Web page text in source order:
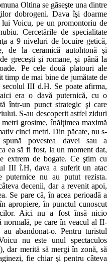
Oltina se găseşte una dintre
dobrogeni. Dava îşi doarme
Voicu, pe un promontoriu de
Cercetările de specialitate
a 9 niveluri de locuire getică,
de la ceramică autohtonă şi
greceşti şi romane, şi până la
Pe cele două platouri ale
de mai bine de jumătate de
III d.H. Se poate afirma,
era o davă puternică, cu o
într-un punct strategic şi care
S-au descoperit astfel ziduri
grosime, înălţimea maximă
cinci metri. Din păcate, nu s-
povestea davei sau a
ea să fi fost, la un moment dat,
extrem de bogate. Ce ştim cu
III î.H, dava a suferit un atac
puternice nu au putut rezista.
decenii, dar a revenit apoi,
Se pare că, în acea perioadă a
apropiere, în punctul cunoscut
Aici nu a fost însă nicio
normală, pe care în veacul al II-
abandonat-o. Pentru turistul
nu este unul spectaculos
dar merită să mergi în zonă, să
fie chiar şi pentru câteva